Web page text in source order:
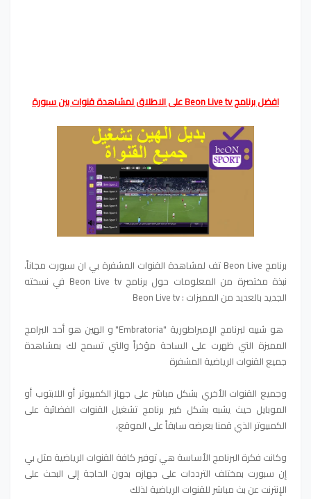
افضل برنامج Beon Live tv على الاطلاق لمشاهدة قنوات بين سبورة
برنامج Beon Live تف لمشاهدة القنوات المشفرة بي ان سبورت مجاناً.
نبذة مختصرة من المعلومات حول برنامج Beon Live tv في نسخته
الجديد بالعديد من المميزات : Beon Live tv
هو شبيه لبرنامج الإمبراطورية "Embratoria" و الهين هو أحد البرامج
المميزة التي ظهرت على الساحة مؤخراً والتي تسمح لك بمشاهدة
جميع القنوات الرياضية المشفرة
وجميع القنوات الأخري بشكل مباشر على جهاز الكمبيوتر أو اللابتوب أو
الموبايل حيث يشبه بشكل كبير برنامج تشغيل القنوات الفضائية على
الكمبيوتر الذي قمنا بعرضه سابقاً على الموقع،
وكانت فكرة البرنامج الأساسة هي توفير كافة القنوات الرياضية مثل بي
إن سبورت بمختلف الترددات على جهازه بدون الحاجة إلى البحث على
الإنترنت عن بث مباشر للقنوات الرياضية لذلك